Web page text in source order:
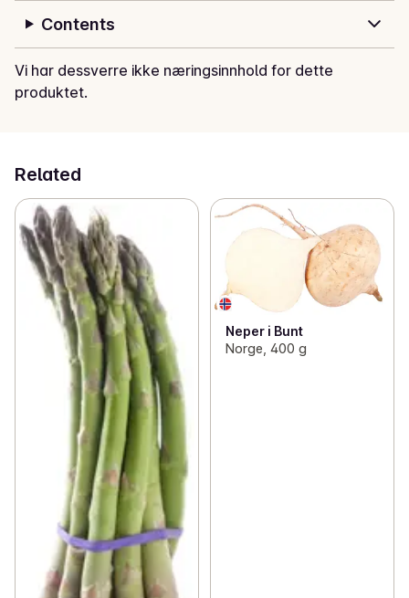
Contents
Vi har dessverre ikke næringsinnhold for dette
produktet.
Related
Neper i Bunt
Norge, 400 g